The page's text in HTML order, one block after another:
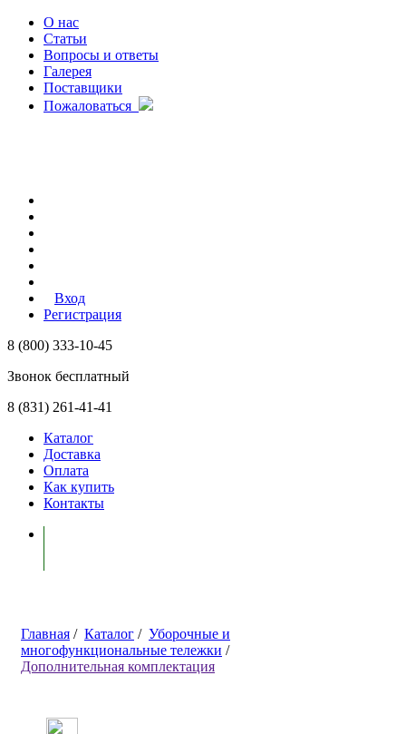
О нас
Статьи
Вопросы и ответы
Галерея
Поставщики
Пожаловаться
Вход
Регистрация
8 (800) 333-10-45
Звонок бесплатный
8 (831) 261-41-41
Каталог
Доставка
Оплата
Как купить
Контакты
Главная / Каталог / Уборочные и
многофункциональные тележки /
Дополнительная комплектация